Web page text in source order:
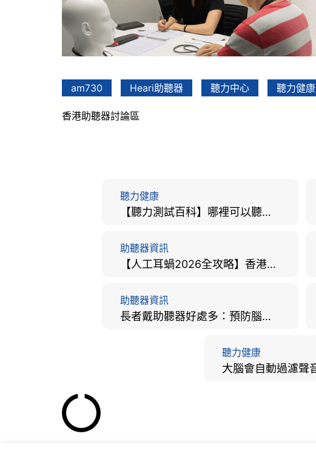
am730 Heari助聽器 聽力中心 聽力健康
香港助聽器討論區
聽力健康
【聽力測試百科】哪裡可以聽力檢查？費用、標準、流程、在家聽力檢測與iPhone測試全攻略
助聽器資訊
【人工耳蝸2026全攻略】香港手術費用、原理與副作用評估！
助聽器資訊
長者戴助聽器好處多：預防腦退化、9大誤區破解及家屬陪伴全手冊
聽力健康